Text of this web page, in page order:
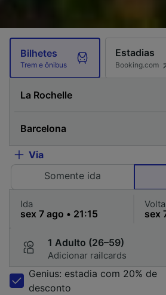
Bilhetes
Trem e ônibus
Estadias
Booking.com
Via
Somente ida
Ida Volta
1 Adulto (26–59)
Adicionar railcards
Genius: estadia com 20% de
desconto